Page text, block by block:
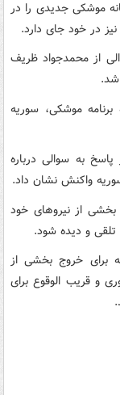
موشکی جدیدی را در
از محمدجواد ظریف
شد.
برنامه موشکی، سوریه
پاسخ به سوالی درباره
واکنش نشان داد.
از نیروهای خود
تلقی و دیده شود.
برای خروج بخشی از
و قریب الوقوع برای